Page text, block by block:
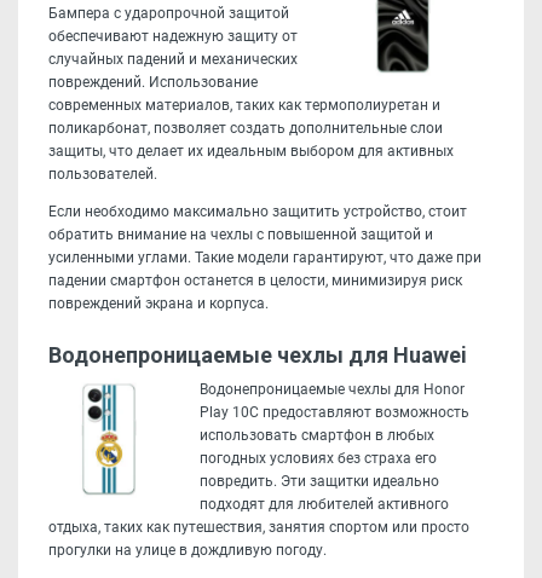
Бампера с ударопрочной защитой
обеспечивают надежную защиту от
случайных падений и механических
повреждений. Использование
современных материалов, таких как термополиуретан и
поликарбонат, позволяет создать дополнительные слои
защиты, что делает их идеальным выбором для активных
пользователей.
Если необходимо максимально защитить устройство, стоит
обратить внимание на чехлы с повышенной защитой и
усиленными углами. Такие модели гарантируют, что даже при
падении смартфон останется в целости, минимизируя риск
повреждений экрана и корпуса.
Водонепроницаемые чехлы для Huawei
Водонепроницаемые чехлы для Honor
Play 10C предоставляют возможность
использовать смартфон в любых
погодных условиях без страха его
повредить. Эти защитки идеально
подходят для любителей активного
отдыха, таких как путешествия, занятия спортом или просто
прогулки на улице в дождливую погоду.